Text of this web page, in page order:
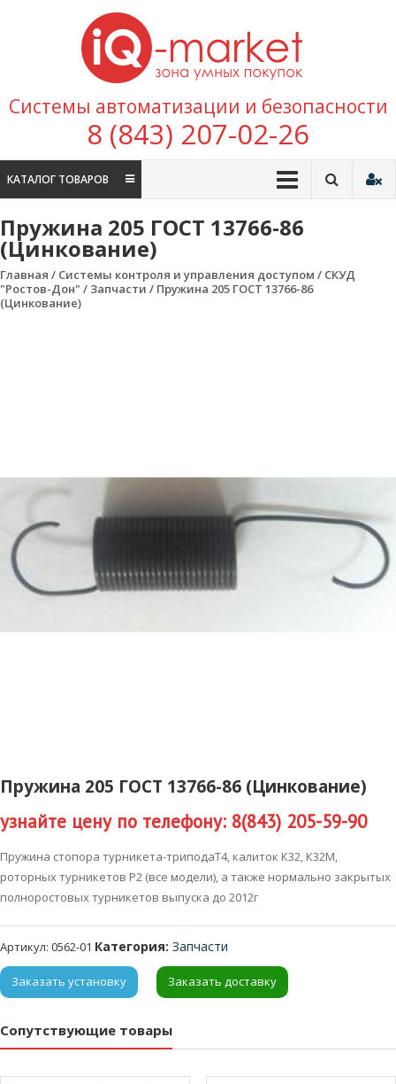
Перейти к содержимому
покупок
Системы автоматизации и безопасности
8 (843) 207-02-26
КАТАЛОГ ТОВАРОВ
Пружина 205 ГОСТ 13766-86
(Цинкование)
Главная / Системы контроля и управления доступом / СКУД
"Ростов-Дон" / Запчасти / Пружина 205 ГОСТ 13766-86
(Цинкование)
Пружина 205 ГОСТ 13766-86 (Цинкование)
узнайте цену по телефону: 8(843) 205-59-90
Пружина стопора турникета-триподаТ4, калиток К32, К32М,
роторных турникетов Р2 (все модели), а также нормально закрытых
полноростовых турникетов выпуска до 2012г
Артикул: 0562-01 Категория: Запчасти
Заказать установку Заказать доставку
Сопутствующие товары